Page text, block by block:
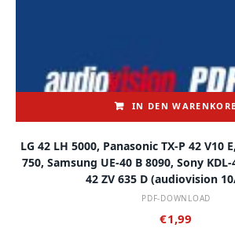
IN DEN
LG 42 LH 5000, Panasonic TX-P 42 V10
750, Samsung UE-40 B 8090, Sony
42 ZV 635 D (audiovision
PDF-DOWNLOAD
€1,99